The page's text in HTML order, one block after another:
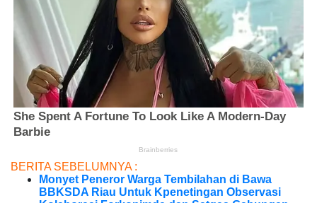
BERITA SEBELUMNYA :
Monyet Peneror Warga Tembilahan di Bawa
BBKSDA Riau Untuk Kpenetingan Observasi